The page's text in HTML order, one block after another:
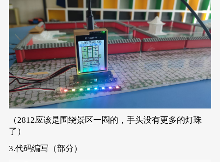
（2812应该是围绕景区一圈的，手头没有更多的灯珠
了）
3.代码编写（部分）